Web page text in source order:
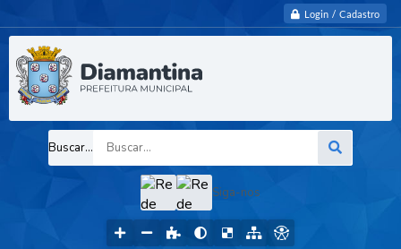
Login / Cadastro
Buscar...
Siga-nos